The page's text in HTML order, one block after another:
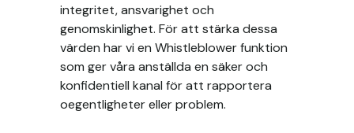
integritet, ansvarighet och
genomskinlighet. För att stärka dessa
värden har vi en Whistleblower funktion
som ger våra anställda en säker och
konfidentiell kanal för att rapportera
oegentligheter eller problem.